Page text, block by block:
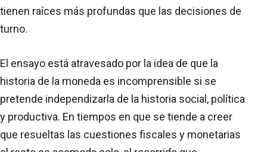
tienen raíces más profundas que las decisiones de
turno.
El ensayo está atravesado por la idea de que la
historia de la moneda es incomprensible si se
pretende independizarla de la historia social, política
y productiva. En tiempos en que se tiende a creer
que resueltas las cuestiones fiscales y monetarias